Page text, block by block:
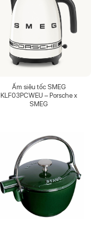
Ấm siêu tốc SMEG
KLF03PCWEU – Porsche x
SMEG